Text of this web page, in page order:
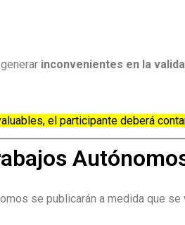
inconvenientes en la
el participante deberá
se publicarán a medida que